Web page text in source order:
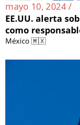
mayo 10, 2024 /
EE.UU. alerta
como
México 🇲🇽